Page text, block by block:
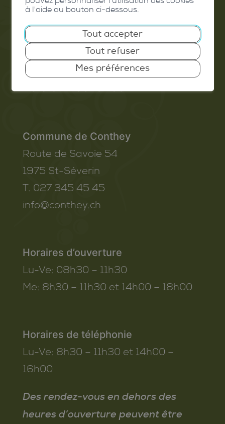
Emploi
Contact
Extranet
Commune de Conthey
Route de Savoie 54
1975 St-Séverin
T. 027 345 45 45
info@conthey.ch
Horaires d’ouverture
Lu-Ve: 08h30 – 11h30
Me: 8h30 – 11h30 et 14h00 – 18h00
Horaires de téléphonie
Lu-Ve: 8h30 – 11h30 et 14h00 –
16h00
Des rendez-vous en dehors des
heures d’ouverture peuvent être
à l'aide du bouton ci-dessous.
Tout accepter
Tout refuser
Mes préférences